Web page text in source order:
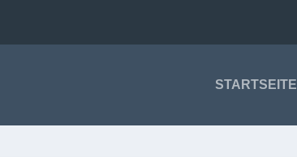
STARTSEITE